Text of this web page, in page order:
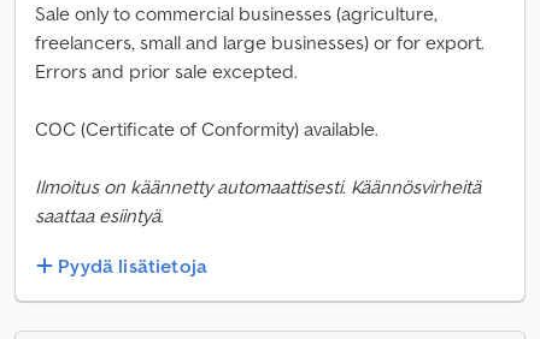
Sale only to commercial businesses (agriculture,
freelancers, small and large businesses) or for export.
Errors and prior sale excepted.
COC (Certificate of Conformity) available.
Ilmoitus on käännetty automaattisesti. Käännösvirheitä
saattaa esiintyä.
Pyydä lisätietoja